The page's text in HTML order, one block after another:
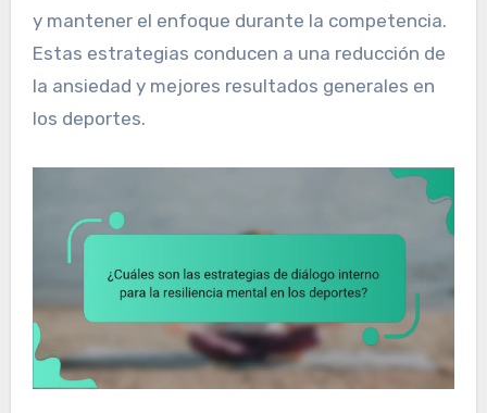
y mantener el enfoque durante la competencia.
Estas estrategias conducen a una reducción de
la ansiedad y mejores resultados generales en
los deportes.